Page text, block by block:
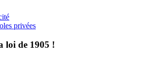
privées
loi de 1905 !